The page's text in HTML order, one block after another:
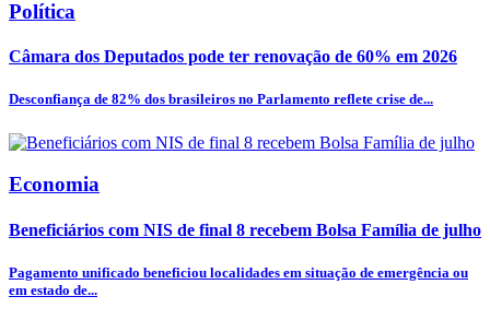
Política
Câmara dos Deputados pode ter renovação de 60% em 2026
Desconfiança de 82% dos brasileiros no Parlamento reflete crise de...
Economia
Beneficiários com NIS de final 8 recebem Bolsa Família de julho
Pagamento unificado beneficiou localidades em situação de emergência ou
em estado de...